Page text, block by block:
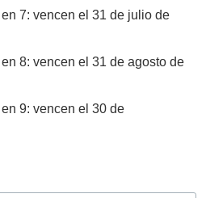
7: vencen el 31 de julio de
8: vencen el 31 de agosto de
9: vencen el 30 de